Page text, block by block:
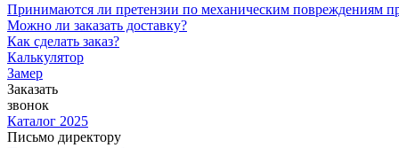
Принимаются ли претензии по механическим повреждениям
Можно ли заказать доставку?
Как сделать заказ?
Калькулятор
Замер
Заказать
звонок
Каталог 2025
Письмо директору